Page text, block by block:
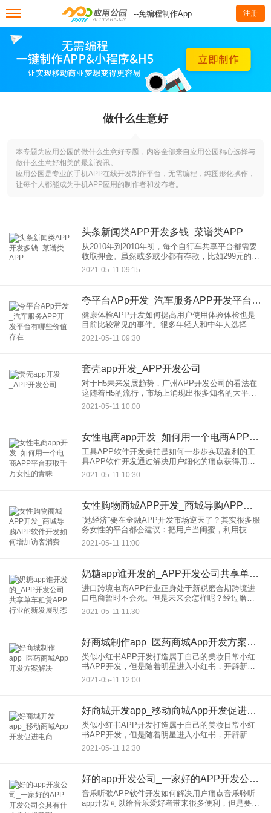
--免编程制作App 注册
做什么生意好
本专题为应用公园的做什么生意好专题，内容全部来自应用公园精心选择与
做什么生意好相关的最新资讯。
应用公园是专业的手机APP在线开发制作平台，无需编程，纯图形化操作，
让每个人都能成为手机APP应用的制作者和发布者。
头条新闻类APP开发多钱_菜谱类APP
从2010年到2010年初，每个自行车共享平台都需要
收取押金。虽然或多或少都有存款，比如299元的
mobike存款，99元的小榄单车存款，但在消费者眼
中还是合理的。毕竟有人租自行车，押金还是可以
2021-05-11 09:15
夸平台APp开发_汽车服务APP开发平台有哪些价值存在
健康体检APP开发如何提高用户使用体验体检也是
目前比较常见的事件。很多年轻人和中年人选择通
过体检了解自己的身体素质，非常关心自己的身体
状况。如果发现一些不良症状，较好及时就医或尽
2021-05-11 09:30
套壳app开发_APP开发公司
对于H5未来发展趋势，广州APP开发公司的看法在
这随着H5的流行，市场上涌现出很多知名的大平台
的H5作品，一些能瞬间吸引眼球的H5作品在企业，
生产，如潘婷、宝马、麦当劳等。从形式上讲，因
2021-05-11 10:00
女性电商app开发_如何用一个电商APP平台获取千万女性的青昧
工具APP软件开发美拍是如何一步步实现盈利的工
具APP软件开发通过解决用户细化的痛点获得用
户。与电商应用程序相比，它甚至让用户哭着说工
具应用程序已经死了。事实上，这个工具的应用可
2021-05-11 10:30
女性购物商城APP开发_商城导购APP软件开发如何增加访客消费
“她经济”要在金融APP开发市场逆天了？其实很多服
务女性的平台都会建议：把用户当闺蜜，利用技术
和大数据，分析闺蜜的行为模式，根据数据变化了
解其心理需求和购买动机，形成高壁垒的信用和购
2021-05-11 11:00
奶糖app谁开发的_APP开发公司共享单车租赁APP行业的新发展动态
进口跨境电商APP行业正身处于新税磨合期跨境进
口电商暂时不会死。但是未来会怎样呢？经过磨合
缓冲期，电商？跨境呢？更多的企业人会选择电商
进行跨境提价和一般贸易，但产品丰富度会受到限
2021-05-11 11:30
好商城制作app_医药商城App开发方案解决
类似小红书APP开发打造属于自己的美妆日常小红
书APP开发，但是随着明星进入小红书，开辟新的
电商模式，很多人可以有一定的平台来记录自己的
日常化妆和护肤活动。如今的小红书APP已经不再
2021-05-11 12:00
好商城开发app_移动商城App开发促进电商
类似小红书APP开发打造属于自己的美妆日常小红
书APP开发，但是随着明星进入小红书，开辟新的
电商模式，很多人可以有一定的平台来记录自己的
日常化妆和护肤活动。如今的小红书APP已经不再
2021-05-11 12:30
好的app开发公司_一家好的APP开发公司会具有什么样的优势呢
音乐听歌APP软件开发如何解决用户痛点音乐聆听
app开发可以给音乐爱好者带来很多便利，但是要做